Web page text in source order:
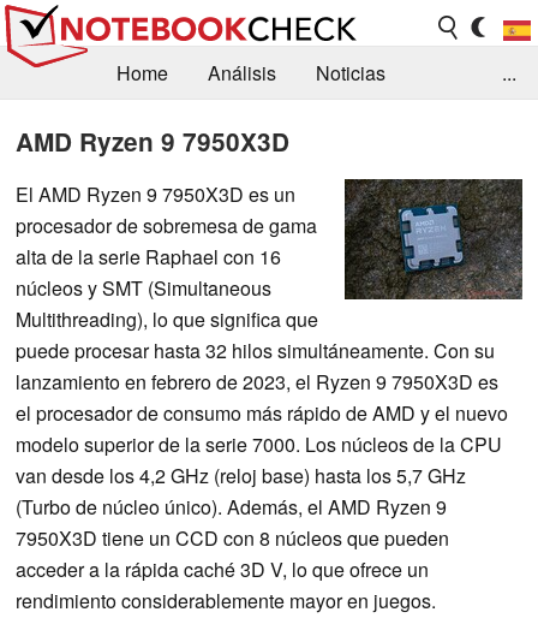
Home Análisis
Noticias
Busca
Contacto
...
AMD Ryzen 9 7950X3D
El AMD Ryzen 9 7950X3D es un
procesador de sobremesa de gama
alta de la serie Raphael con 16
núcleos y SMT (Simultaneous
Multithreading), lo que significa que
puede procesar hasta 32 hilos simultáneamente. Con su
lanzamiento en febrero de 2023, el Ryzen 9 7950X3D es
el procesador de consumo más rápido de AMD y el nuevo
modelo superior de la serie 7000. Los núcleos de la CPU
van desde los 4,2 GHz (reloj base) hasta los 5,7 GHz
(Turbo de núcleo único). Además, el AMD Ryzen 9
7950X3D tiene un CCD con 8 núcleos que pueden
acceder a la rápida caché 3D V, lo que ofrece un
rendimiento considerablemente mayor en juegos.